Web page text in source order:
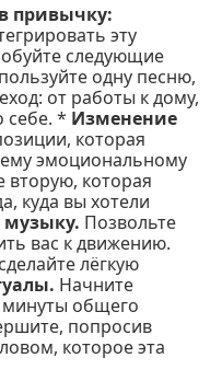
привычку:
эту
следующие
одну песню,
от работы к дому,
себе. * Изменение
которая
эмоциональному
вторую, которая
куда вы хотели
Позвольте
вас к движению.
лёгкую
Начните
минуты общего
попросив
которое эта